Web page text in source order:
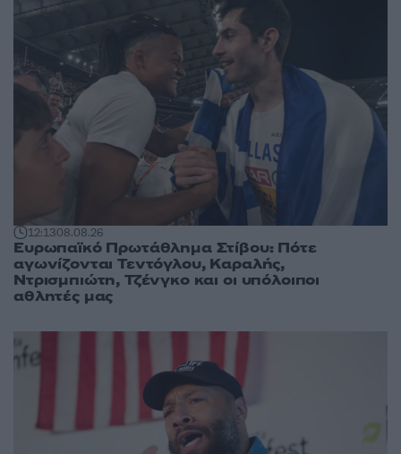
12:1308.08.26
Ευρωπαϊκό Πρωτάθλημα Στίβου: Πότε
αγωνίζονται Τεντόγλου, Καραλής,
Ντρισμπιώτη, Τζένγκο και οι υπόλοιποι
αθλητές μας